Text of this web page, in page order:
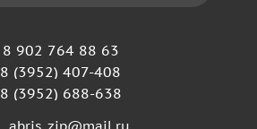
8 902 764 88 63
8 (3952) 407-408
8 (3952) 688-638